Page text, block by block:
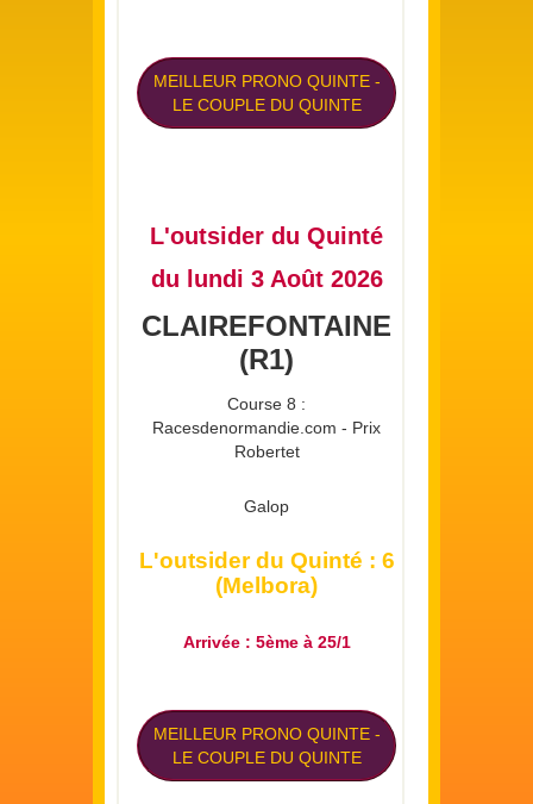
MEILLEUR PRONO QUINTE-
LE COUPLE DU QUINTE
L'outsider du Quinté
du lundi 3 Août 2026
CLAIREFONTAINE
(R1)
Course 8 :
Racesdenormandie.com - Prix
Robertet
Galop
L'outsider du Quinté : 6
(Melbora)
Arrivée : 5ème à 25/1
MEILLEUR PRONO QUINTE-
LE COUPLE DU QUINTE